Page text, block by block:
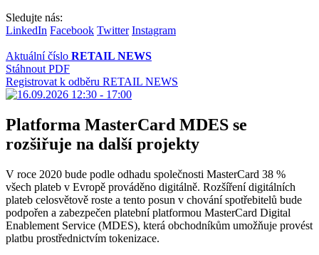
Sledujte nás:
LinkedIn Facebook Twitter Instagram
Aktuální číslo RETAIL NEWS
Stáhnout PDF
Registrovat k odběru RETAIL NEWS
Platforma MasterCard MDES se
rozšiřuje na další projekty
V roce 2020 bude podle odhadu společnosti MasterCard 38 %
všech plateb v Evropě prováděno digitálně. Rozšíření digitálních
plateb celosvětově roste a tento posun v chování spotřebitelů bude
podpořen a zabezpečen platební platformou MasterCard Digital
Enablement Service (MDES), která obchodníkům umožňuje provést
platbu prostřednictvím tokenizace.